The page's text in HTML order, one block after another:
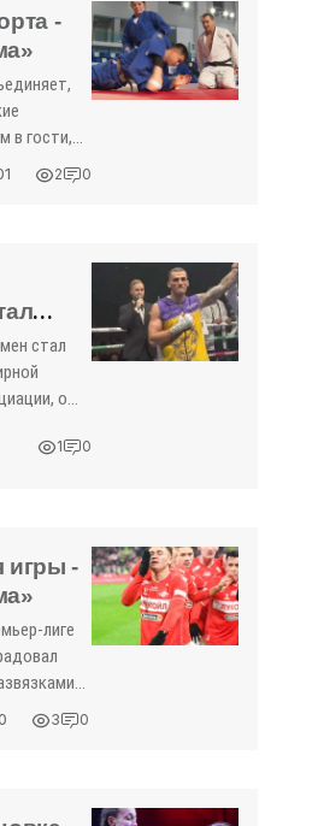
-
в гости,
2 0
стал
об
РК.
1 0
игры -
лиге
на
3 0